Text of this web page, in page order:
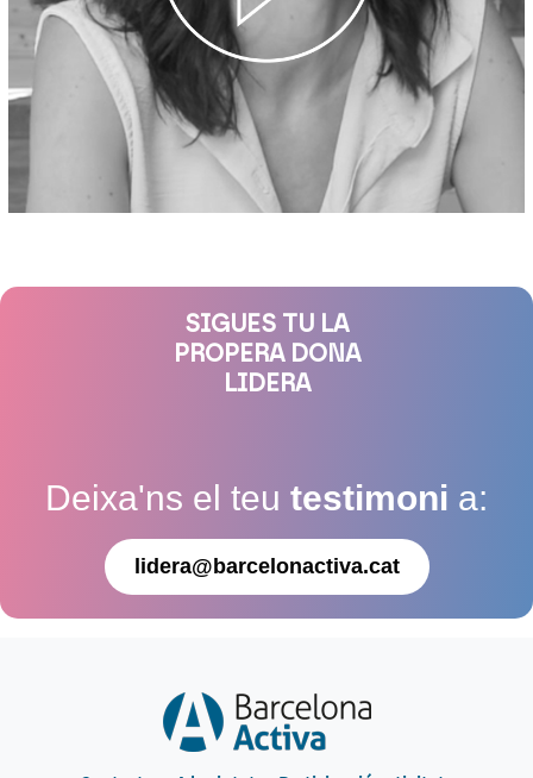
SIGUES TU LA
PROPERA DONA
LIDERA
Deixa'ns el teu testimoni a:
lidera@barcelonactiva.cat